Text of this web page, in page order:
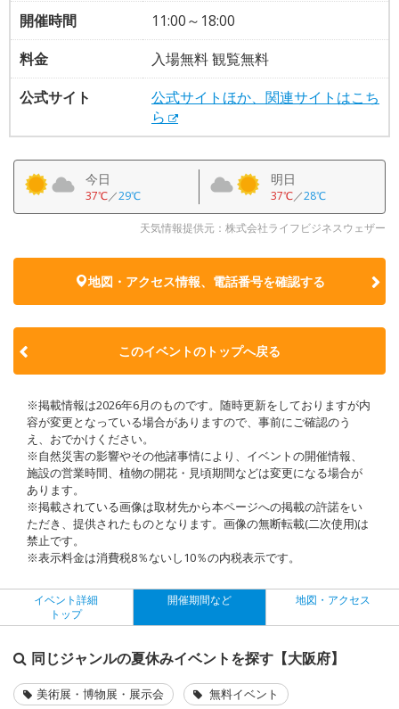
開催時間
11:00～18:00
料金
入場無料 観覧無料
公式サイト
公式サイトほか、関連サイトはこち
ら
今日
37℃／29℃
明日
37℃／28℃
天気情報提供元：株式会社ライフビジネスウェザー
地図・アクセス情報、電話番号を確認する
このイベントのトップへ戻る
※掲載情報は2026年6月のものです。随時更新をしておりますが内
容が変更となっている場合がありますので、事前にご確認のう
え、おでかけください。
※自然災害の影響やその他諸事情により、イベントの開催情報、
施設の営業時間、植物の開花・見頃期間などは変更になる場合が
あります。
※掲載されている画像は取材先から本ページへの掲載の許諾をい
ただき、提供されたものとなります。画像の無断転載(二次使用)は
禁止です。
※表示料金は消費税8％ないし10％の内税表示です。
イベント詳細
トップ
開催期間など 地図・アクセス
同じジャンルの夏休みイベントを探す【大阪府】
美術展・博物展・展示会 無料イベント